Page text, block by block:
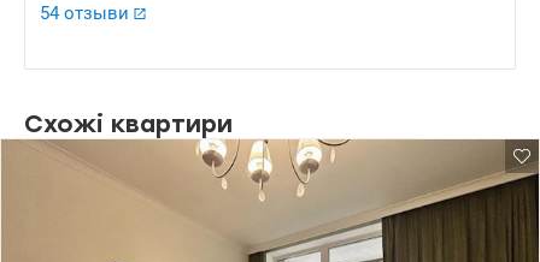
безліч позитивних відгуків. Доказовою базою нашої
2016”, “Найкращий Web ресурс ріелторської компанії 2016”, VІІ
54 отзыви
Схожі квартири